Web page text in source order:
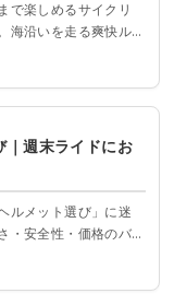
で楽しめるサイクリ
海沿いを走る爽快ル
｜週末ライドにお
ルメット選び」に迷
・安全性・価格のバ